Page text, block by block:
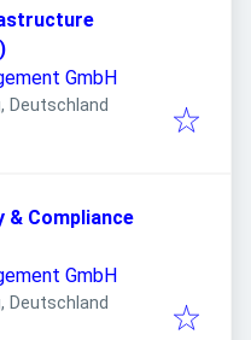
GmbH
Deutschland
& Compliance
GmbH
Deutschland